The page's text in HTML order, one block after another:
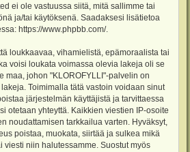
ei ole vastuussa siitä, mitä sallimme tai
ja/tai käytöksenä. Saadaksesi lisätietoa
https://www.phpbb.com/.
loukkaavaa, vihamielistä, epämoraalista tai
voisi loukata voimassa olevia lakeja oli se
maa, johon "KLOROFYLLI"-palvelin on
Toimimalla tätä vastoin voidaan sinut
järjestelmän käyttäjistä ja tarvittaessa
otetaan yhteyttä. Kaikkien viestien IP-osoite
noudattamisen tarkkailua varten. Hyväksyt,
poistaa, muokata, siirtää ja sulkea mikä
viesti niin halutessamme. Suostut myös